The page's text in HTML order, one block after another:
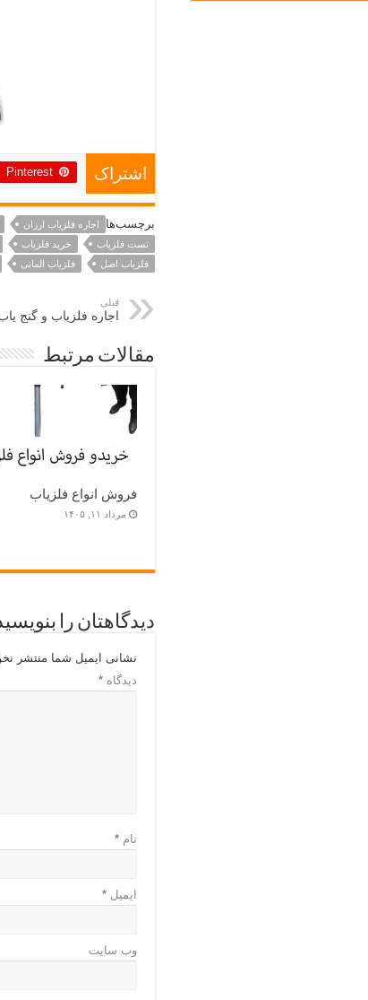
اشتراک Pinterest
برچسب‌ها اجاره فلزیاب ارزان
تست فلزیاب
خرید فلزیاب
فلزیاب اصل
فلزیاب المانی
قبلی
اجاره فلزیاب و گنج
مقالات مرتبط
فروش انواع فلزیاب
مرداد ۱۱, ۱۴۰۵
دیدگاهتان را
نشانی ایمیل شما منتشر
دیدگاه *
نام *
ایمیل *
وب‌ سایت